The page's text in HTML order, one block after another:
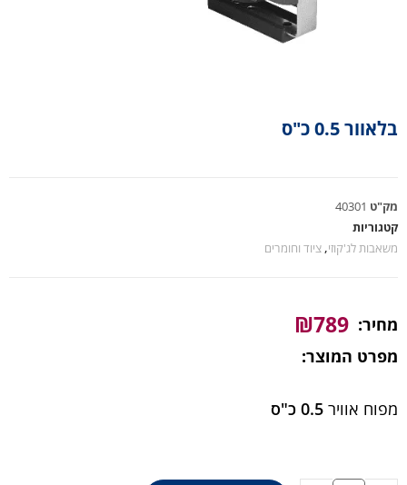
בלאוור 0.5 כ"ס
מק"ט 40301
קטגוריות
משאבות לג'קוזי,ציוד וחומרים
מחיר: ₪789
מפרט המוצר:
מפוח אוויר 0.5 כ"ס